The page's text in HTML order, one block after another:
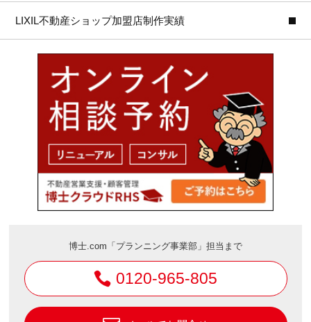
LIXIL不動産ショップ加盟店制作実績
博士.com「プランニング事業部」担当まで
0120-965-805